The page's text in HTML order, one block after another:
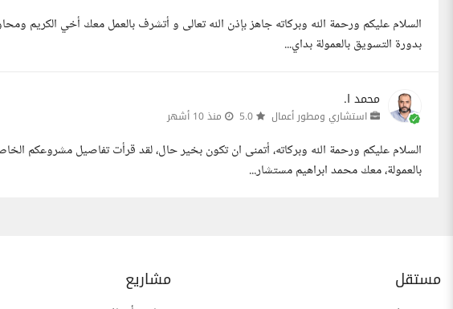
السلام عليكم ورحمة الله وبركاته جاهز بإذن الله تعالى و أتشرف بالعمل معك أخي الكريم
بدورة التسويق بالعمولة بداي...
محمد ا.
استشاري ومطور أعمال منذ 10 أشهر
السلام عليكم ورحمة الله وبركاته، أتمنى ان تكون بخير حال، لقد قرأت تفاصيل مشروعكم
بالعمولة، معك محمد ابراهيم مستشار...
مستقل مشاريع